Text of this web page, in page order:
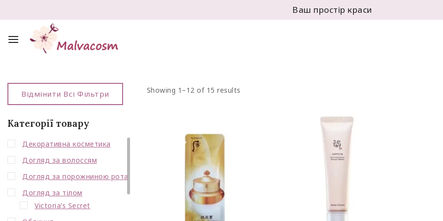
Ваш простір краси
Showing 1–12 of 15 results
Відмінити Всі Фільтри
Категорії товару
Декоративна косметика
Догляд за волоссям
Догляд за порожниною рота
Догляд за тілом
Victoria’s Secret